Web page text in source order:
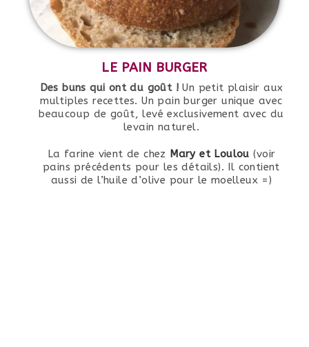
LE PAIN BURGER
Des buns qui ont du goût ! Un petit plaisir aux
multiples recettes. Un pain burger unique avec
beaucoup de goût, levé exclusivement avec du
levain naturel.
La farine vient de chez Mary et Loulou (voir
pains précédents pour les détails). Il contient
aussi de l’huile d’olive pour le moelleux =)